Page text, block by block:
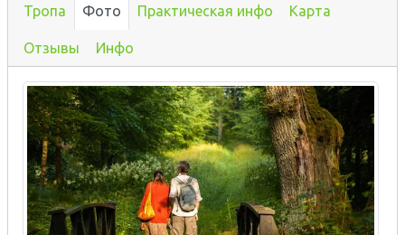
Тропа Фото Практическая инфо Карта
Отзывы Инфо